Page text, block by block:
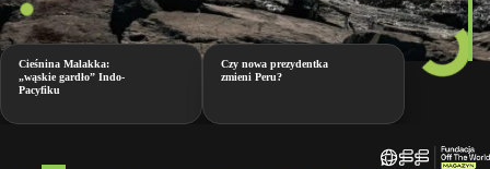
Cieśnina Malakka:
„wąskie gardło” Indo-
Pacyfiku
Czy nowa prezydentka
zmieni Peru?